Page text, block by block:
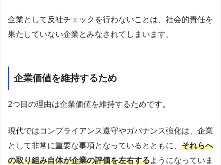
企業として反社チェックを行わないことは、社会的責任を
果たしていない企業とみなされてしまいます。
企業価値を維持するため
2つ目の理由は企業価値を維持するためです。
現代ではコンプライアンス遵守やガバナンス強化は、企業
として非常に重要な事項となっているとともに、 それらへ
の取り組み自体が企業の評価を左右するようになっていま